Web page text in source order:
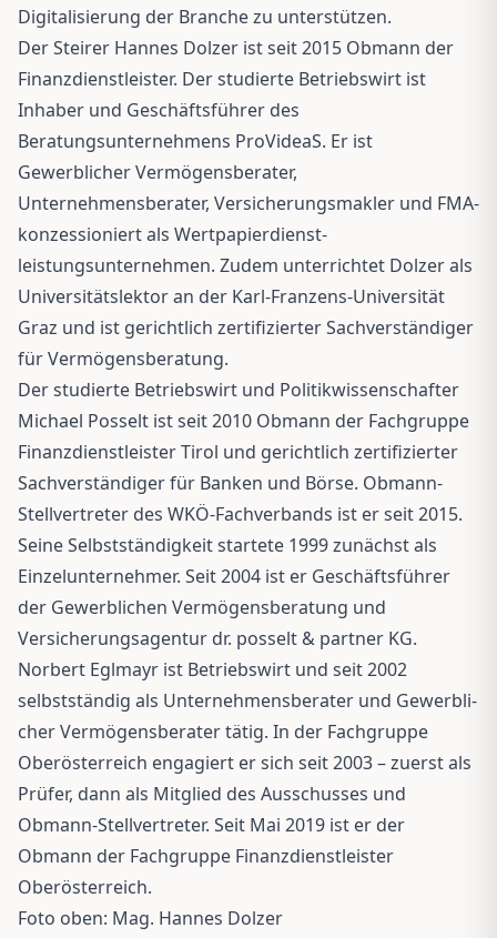
Digitalisierung der Branche zu unterstützen.
Der Steirer Hannes Dolzer ist seit 2015 Obmann der
Finanzdienstleister. Der studierte Betriebswirt ist
Inhaber und Geschäftsführer des
Beratungsunternehmens ProVideaS. Er ist
Gewerblicher Vermögensberater,
Unternehmensberater, Versicherungsmakler und FMA-
konzessioniert als Wertpapierdienst-
leistungsunternehmen. Zudem unterrichtet Dolzer als
Universitätslektor an der Karl-Franzens-Universität
Graz und ist gerichtlich zertifizierter Sachverständiger
für Vermögensberatung.
Der studierte Betriebswirt und Politikwissenschafter
Michael Posselt ist seit 2010 Obmann der Fachgruppe
Finanzdienstleister Tirol und gerichtlich zertifizierter
Sachverständiger für Banken und Börse. Obmann-
Stellvertreter des WKÖ-Fachverbands ist er seit 2015.
Seine Selbstständigkeit startete 1999 zunächst als
Einzelunternehmer. Seit 2004 ist er Geschäftsführer
der Gewerblichen Vermögensberatung und
Versicherungsagentur dr. posselt & partner KG.
Norbert Eglmayr ist Betriebswirt und seit 2002
selbstständig als Unternehmensberater und Gewerbli-
cher Vermögensberater tätig. In der Fachgruppe
Oberösterreich engagiert er sich seit 2003 – zuerst als
Prüfer, dann als Mitglied des Ausschusses und
Obmann-Stellvertreter. Seit Mai 2019 ist er der
Obmann der Fachgruppe Finanzdienstleister
Oberösterreich.
Foto oben: Mag. Hannes Dolzer